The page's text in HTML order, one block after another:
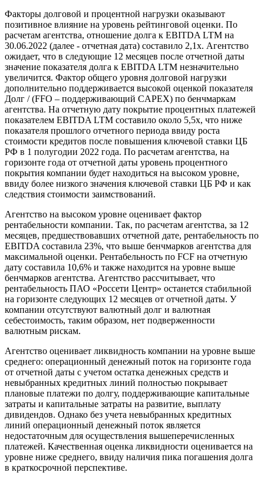
Факторы долговой и процентной нагрузки оказывают
позитивное влияние на уровень рейтинговой оценки. По
расчетам агентства, отношение долга к EBITDA LTM на
30.06.2022 (далее - отчетная дата) составило 2,1х. Агентство
ожидает, что в следующие 12 месяцев после отчетной даты
значение показателя долга к EBITDA LTM незначительно
увеличится. Фактор общего уровня долговой нагрузки
дополнительно поддерживается высокой оценкой показателя
Долг / (FFO – поддерживающий CAPEX) по бенчмаркам
агентства. На отчетную дату покрытие процентных платежей
показателем EBITDA LTM составило около 5,5х, что ниже
показателя прошлого отчетного периода ввиду роста
стоимости кредитов после повышения ключевой ставки ЦБ
РФ в 1 полугодии 2022 года. По расчетам агентства, на
горизонте года от отчетной даты уровень процентного
покрытия компании будет находиться на высоком уровне,
ввиду более низкого значения ключевой ставки ЦБ РФ и как
следствия стоимости заимствований.
Агентство на высоком уровне оценивает фактор
рентабельности компании. Так, по расчетам агентства, за 12
месяцев, предшествовавших отчетной дате, рентабельность по
EBITDA составила 23%, что выше бенчмарков агентства для
максимальной оценки. Рентабельность по FCF на отчетную
дату составила 10,6% и также находится на уровне выше
бенчмарков агентства. Агентство рассчитывает, что
рентабельность ПАО «Россети Центр» останется стабильной
на горизонте следующих 12 месяцев от отчетной даты. У
компании отсутствуют валютный долг и валютная
себестоимость, таким образом, нет подверженности
валютным рискам.
Агентство оценивает ликвидность компании на уровне выше
среднего: операционный денежный поток на горизонте года
от отчетной даты с учетом остатка денежных средств и
невыбранных кредитных линий полностью покрывает
плановые платежи по долгу, поддерживающие капитальные
затраты и капитальные затраты на развитие, выплату
дивидендов. Однако без учета невыбранных кредитных
линий операционный денежный поток является
недостаточным для осуществления вышеперечисленных
платежей. Качественная оценка ликвидности оценивается на
уровне ниже среднего, ввиду наличия пика погашения долга
в краткосрочной перспективе.